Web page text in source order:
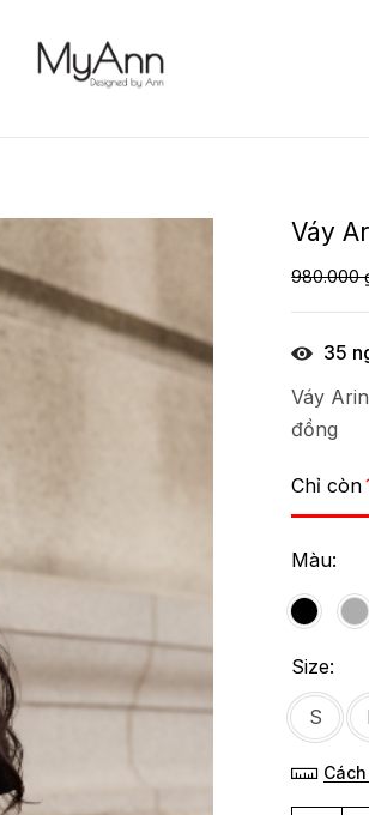
Váy
980.000
35
Váy
đồng
Chỉ còn
Màu
Size
S